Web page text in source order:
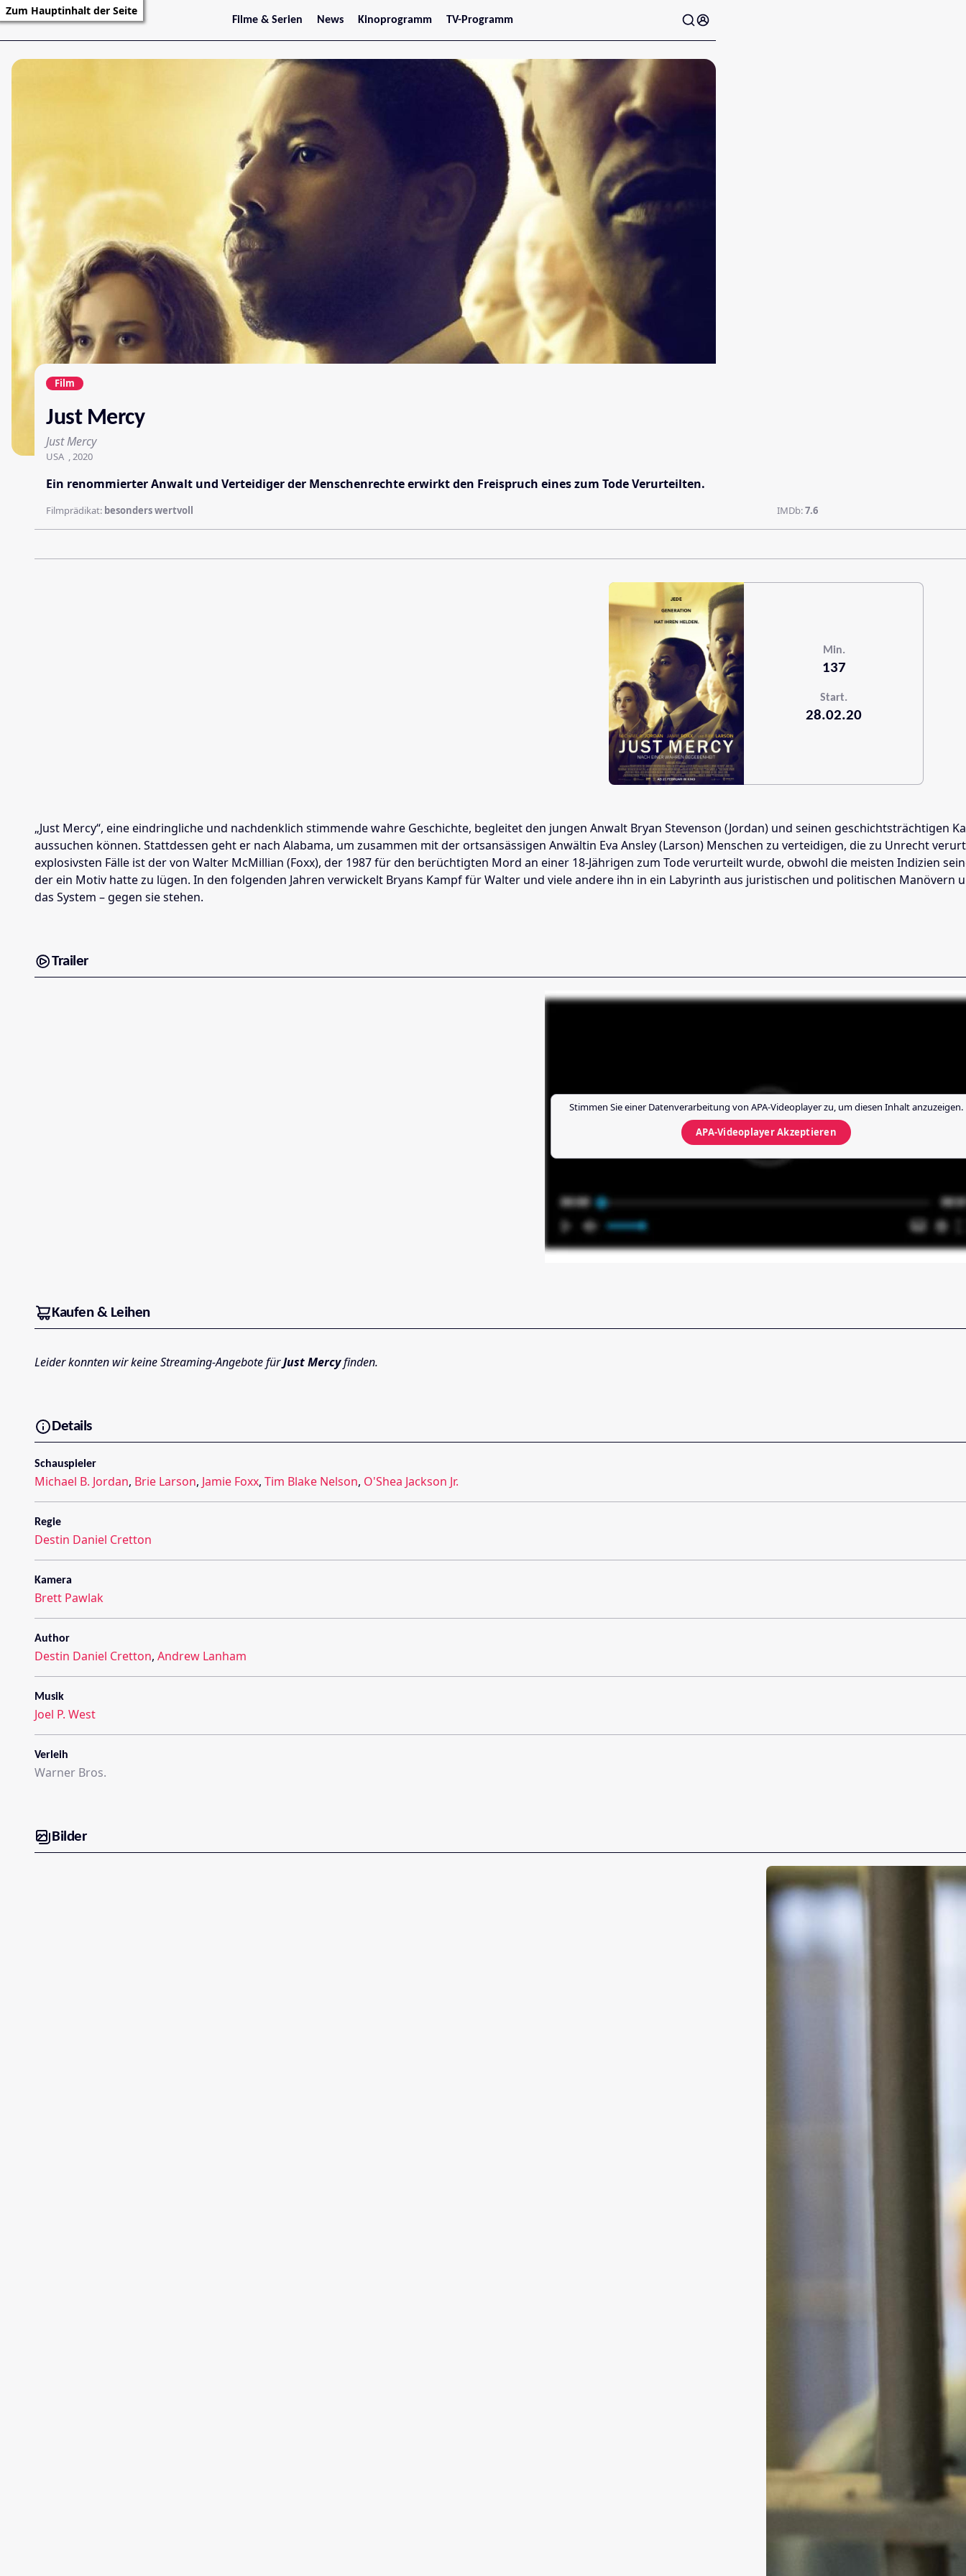
Zum Hauptinhalt der Seite
Filme & Serien
Trailer
Filmarchiv
Serienarchiv
News
Stars
Kinoprogramm
Jetzt im Kino
TV-Programm
Film
Just Mercy
Just Mercy
USA , 2020
Ein renommierter Anwalt und Verteidiger der Menschenrechte erwirkt den Freispruch eines zum Tode Verurteilten.
Filmprädikat: besonders wertvoll IMDb:7.6
Min.
137
Start.
28.02.20
„Just Mercy“, eine eindringliche und nachdenklich stimmende wahre Geschichte, begleitet den jungen Anwalt Bryan Stevenson (Jordan) und seinen geschichtsträchtigen
aussuchen können. Stattdessen geht er nach Alabama, um zusammen mit der ortsansässigen Anwältin Eva Ansley (Larson) Menschen zu verteidigen, die zu Unrecht
explosivsten Fälle ist der von Walter McMillian (Foxx), der 1987 für den berüchtigten Mord an einer 18-Jährigen zum Tode verurteilt wurde, obwohl die meisten Indizien
der ein Motiv hatte zu lügen. In den folgenden Jahren verwickelt Bryans Kampf für Walter und viele andere ihn in ein Labyrinth aus juristischen und politischen
das System – gegen sie stehen.
Trailer
Stimmen Sie einer Datenverarbeitung von APA-Videoplayerzu, um diesen Inhalt anzuzeigen.
APA-VideoplayerAkzeptieren
Kaufen & Leihen
Leider konnten wir keine Streaming-Angebote fürJust Mercyfinden.
Details
Schauspieler
Michael B. Jordan, Brie Larson, Jamie Foxx, Tim Blake Nelson, O'Shea Jackson Jr.
Regie
Destin Daniel Cretton
Kamera
Brett Pawlak
Author
Destin Daniel Cretton, Andrew Lanham
Musik
Joel P. West
Verleih
Warner Bros.
Bilder